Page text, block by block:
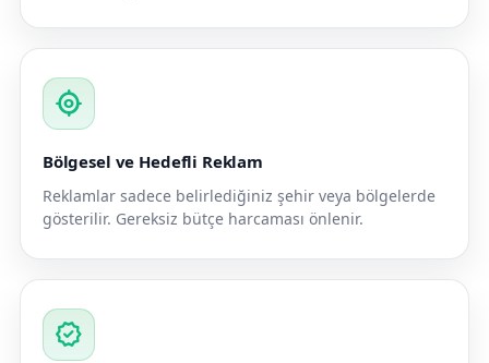
my_location
Bölgesel ve Hedefli Reklam
Reklamlar sadece belirlediğiniz şehir veya bölgelerde
gösterilir. Gereksiz bütçe harcaması önlenir.
verified